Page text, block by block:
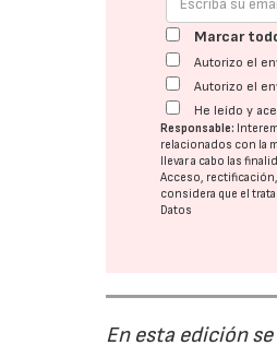
Marcar
Autorizo el
Autorizo el
He leído y
Responsable:
relacionados con la
llevar a cabo las
Acceso,
considera que el
Datos
En esta edición